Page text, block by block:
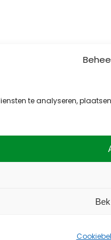
te analyseren,